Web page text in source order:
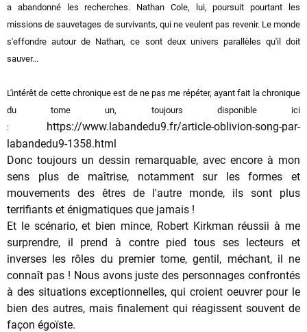
a abandonné les recherches. Nathan Cole, lui, poursuit pourtant les
missions de sauvetages de survivants, qui ne veulent pas revenir. Le monde
s'effondre autour de Nathan, ce sont deux univers parallèles qu'il doit
sauver...
L'intérêt de cette chronique est de ne pas me répéter, ayant fait la chronique
du tome un, toujours disponible ici
: https://www.labandedu9.fr/article-oblivion-song-par-
labandedu9-1358.html
Donc toujours un dessin remarquable, avec encore à mon
sens plus de maîtrise, notamment sur les formes et
mouvements des êtres de l'autre monde, ils sont plus
terrifiants et énigmatiques que jamais !
Et le scénario, et bien mince, Robert Kirkman réussii à me
surprendre, il prend à contre pied tous ses lecteurs et
inverses les rôles du premier tome, gentil, méchant, il ne
connaît pas ! Nous avons juste des personnages confrontés
à des situations exceptionnelles, qui croient oeuvrer pour le
bien des autres, mais finalement qui réagissent souvent de
façon égoïste.